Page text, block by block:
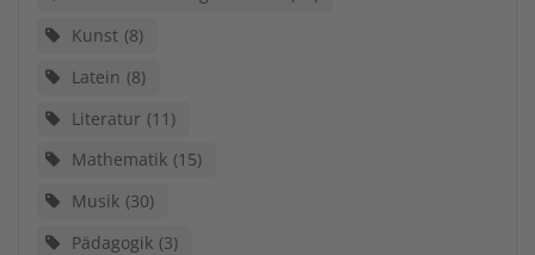
Kunst 8
Latein 8
Literatur 11
Mathematik 15
Musik 30
Pädagogik 3